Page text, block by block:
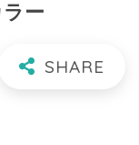
ー